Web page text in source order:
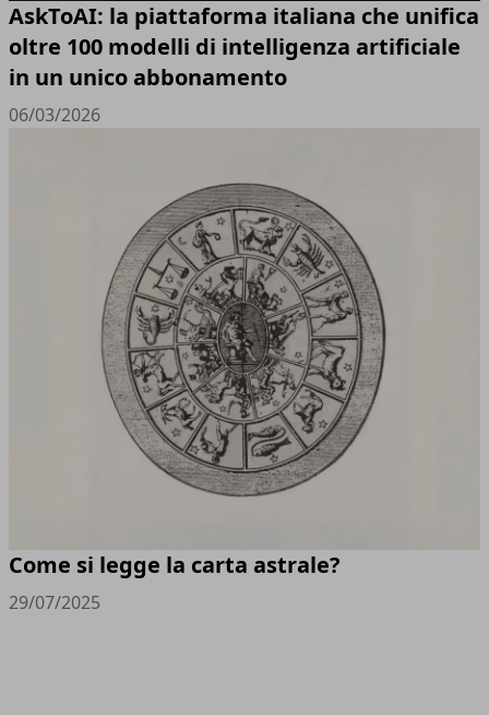
AskToAI: la piattaforma italiana che unifica
oltre 100 modelli di intelligenza artificiale
in un unico abbonamento
06/03/2026
Come si legge la carta astrale?
29/07/2025